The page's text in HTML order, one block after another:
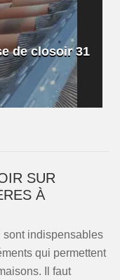
de closoir 31
SUR
À
sont indispensables
qui permettent
Il faut